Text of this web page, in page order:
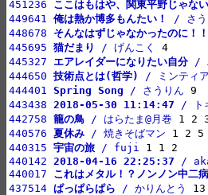
451236 ここはもはや、関東平野じゃない
449641 俺は熱か博多もんたい！ / さう
448678 そんなはずじゃなかったのに！！
445695 猫だまり / げんこく
445327 エアレイダーになりたい自分 /
444650 技術点とは(哲学) / ミンティ
444401 Spring Song / さうりん
443438 2018-05-30 11:14:47 / ト
442758 籠の鳥 / はらたま@月巻
440576 夏休み / 焼きそばマン
440315 宇宙の旅 / fuji
440142 2018-04-16 22:25:37 /
440017 これはメタル！？ノンノン中二病
437514 ぱっぱらぱら / かりんとう